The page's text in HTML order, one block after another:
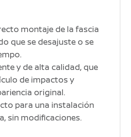
montaje de la fascia
que se desajuste o se
y de alta calidad, que
de impactos y
original.
para una instalación
sin modificaciones.